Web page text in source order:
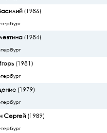
(1986)
(1984)
(1981)
(1979)
Сергей(1989)